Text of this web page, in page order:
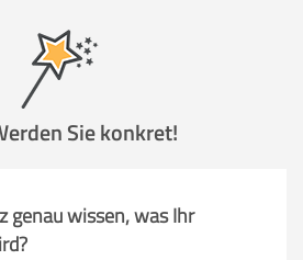
Sie konkret!
genau wissen, was Ihr